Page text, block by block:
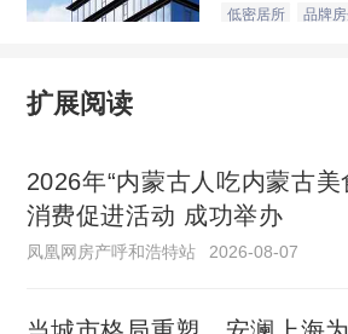
低密居所 品牌
扩展阅读
2026年“内蒙古人吃内蒙古
消费促进活动 成功举办
凤凰网房产呼和浩特站 2026-08-07